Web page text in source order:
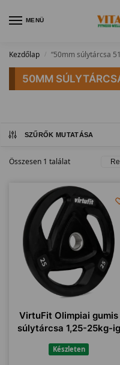
MENÜ
Kezdőlap / “50mm súlytárcsa
50MM
SZŰRŐK MUTATÁSA
Összesen 1 találat
VirtuFit Olimpiai gumis
súlytárcsa 1,25-25kg-ig
Készleten